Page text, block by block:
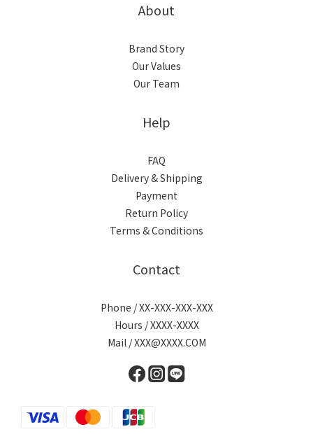
About
Brand Story
Our Values
Our Team
Help
FAQ
Delivery & Shipping
Payment
Return Policy
Terms & Conditions
Contact
Phone / XX-XXX-XXX-XXX
Hours / XXXX-XXXX
Mail / XXX@XXXX.COM